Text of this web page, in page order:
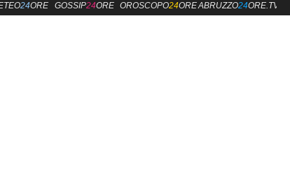
24ORE GOSSIP24ORE OROSCOPO24OREABRUZZO24ORE.TV